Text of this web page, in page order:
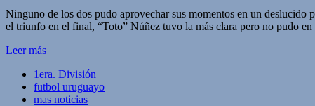
Compartir
Ninguno de los dos pudo aprovechar sus momentos en un
el triunfo en el final, “Toto” Núñez tuvo la más clara pero no pudo
Leer más
1era. División
futbol uruguayo
mas noticias